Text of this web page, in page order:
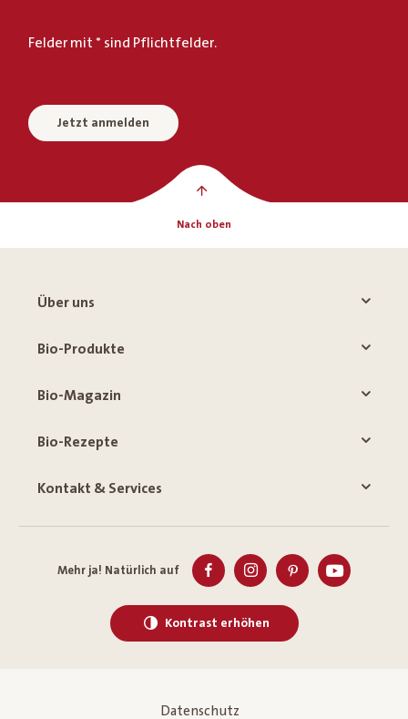
Felder mit * sind Pflichtfelder.
Jetzt anmelden
Nach oben
Über uns
Bio-Produkte
Bio-Magazin
Bio-Rezepte
Kontakt & Services
Mehr ja! Natürlich auf
Kontrast erhöhen
Datenschutz